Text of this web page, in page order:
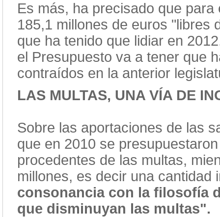
Es más, ha precisado que
185,1 millones de euros "libres
que ha tenido que lidiar en
el Presupuesto va a tener que
contraídos en la anterior
LAS MULTAS, UNA VÍA DE
Sobre las aportaciones de las
que en 2010 se
procedentes de las multas,
millones, es decir una
consonancia con la filosofía
que disminuyan las multas".